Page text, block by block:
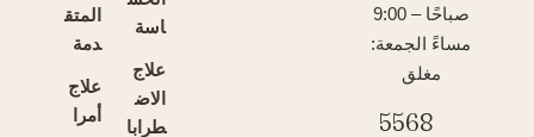
صباحًا – 9:00
مساءً الجمعة:
مغلق
5568
اسة
علاج
الاض
طرابا
المتق
دمة
علاج
أمرا